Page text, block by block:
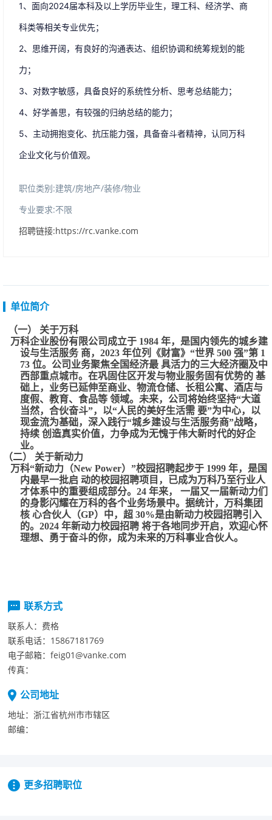
1、面向2024届本科及以上学历毕业生，理工科、经济学、商
科类等相关专业优先；
2、思维开阔，有良好的沟通表达、组织协调和统筹规划的能
力；
3、对数字敏感，具备良好的系统性分析、思考总结能力；
4、好学善思，有较强的归纳总结的能力；
5、主动拥抱变化、抗压能力强，具备奋斗者精神，认同万科
企业文化与价值观。
职位类别:建筑/房地产/装修/物业
专业要求:不限
招聘链接:https://rc.vanke.com
单位简介
（一）关于万科
万科企业股份有限公司成立于1984年，是国内领先的城乡建
设与生活服务商，2023年位列《财富》“世界500强”第1
73位。公司业务聚焦全国经济最具活力的三大经济圈及中
西部重点城市。在巩固住区开发与物业服务固有优势的基
础上，业务已延伸至商业、物流仓储、长租公寓、酒店与
度假、教育、食品等领域。未来，公司将始终坚持“大道
当然，合伙奋斗”，以“人民的美好生活需要”为中心，以
现金流为基础，深入践行“城乡建设与生活服务商”战略，
持续创造真实价值，力争成为无愧于伟大新时代的好企
业。
（二）关于新动力
万科“新动力（NewPower）”校园招聘起步于1999年，是国
内最早一批启动的校园招聘项目，已成为万科乃至行业人
才体系中的重要组成部分。24年来，一届又一届新动力们
的身影闪耀在万科的各个业务场景中。据统计，万科集团
核心合伙人（GP）中，超30%是由新动力校园招聘引入
的。2024年新动力校园招聘将于各地同步开启，欢迎心怀
理想、勇于奋斗的你，成为未来的万科事业合伙人。
联系方式
联系人： 费格
联系电话： 15867181769
电子邮箱： feig01@vanke.com
传真：
公司地址
地址： 浙江省杭州市市辖区
邮编：
更多招聘职位